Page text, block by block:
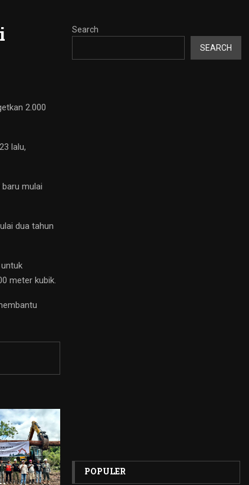
2.000
lalu,
mulai
dua tahun
meter kubik.
Search
SEARCH
POPULER